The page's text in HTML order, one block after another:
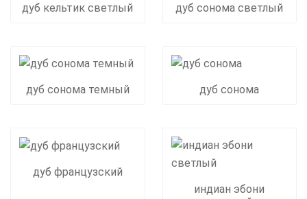
дуб кельтик светлый дуб сонома светлый
дуб сонома темный дуб сонома
дуб французский
индиан эбони